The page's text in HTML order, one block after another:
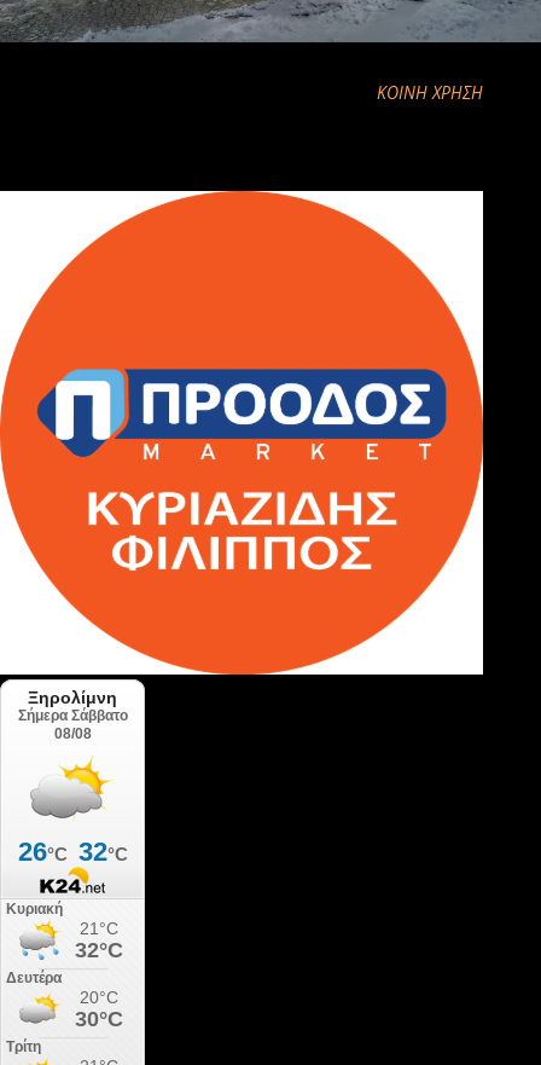
ΚΟΙΝΉ ΧΡΉΣΗ